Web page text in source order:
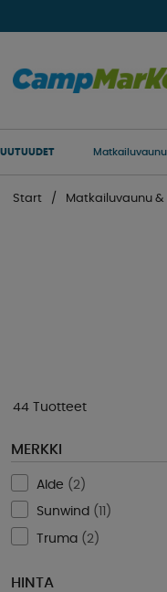
UUTUUDET
Start Matkailuvaunu
44 Tuotteet
MERKKI
Alde ( 2)
Sunwind ( )
Truma ( 2 )
HINTA